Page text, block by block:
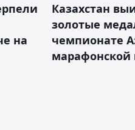
на
Казахстан
золотые
чемпионате
марафонской